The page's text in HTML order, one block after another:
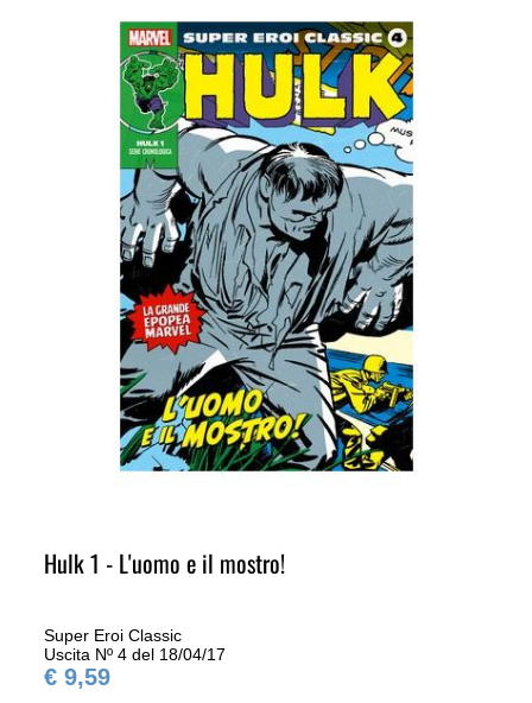
Hulk 1 - L'uomo e il mostro!
Super Eroi Classic
Uscita Nº 4 del 18/04/17
€ 9,59